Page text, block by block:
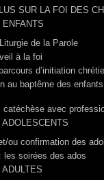
SUR LA FOI DES
ENFANTS
de la Parole
à la foi
d’initiation
au baptême des
catéchèse avec
ADOLESCENTS
ou confirmation des
les soirées des ados